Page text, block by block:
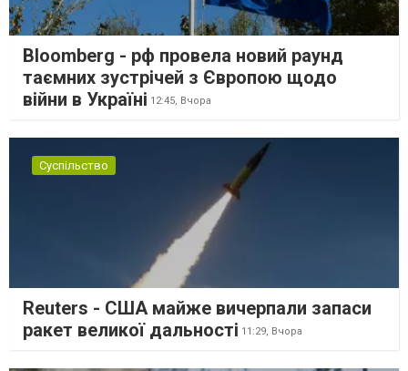
Bloomberg - рф провела новий раунд
таємних зустрічей з Європою щодо
війни в Україні 12:45, Вчора
Суспільство
Reuters - США майже вичерпали запаси
ракет великої дальності 11:29, Вчора